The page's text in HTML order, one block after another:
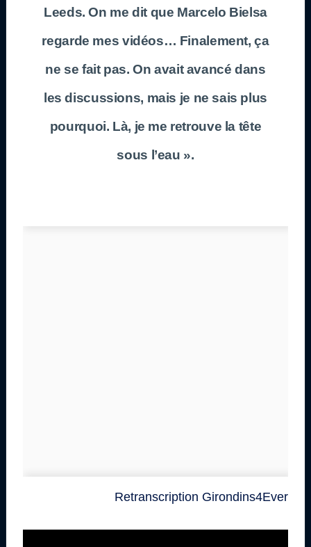
Leeds. On me dit que Marcelo Bielsa
regarde mes vidéos… Finalement, ça
ne se fait pas. On avait avancé dans
les discussions, mais je ne sais plus
pourquoi. Là, je me retrouve la tête
sous l’eau ».
Retranscription Girondins4Ever